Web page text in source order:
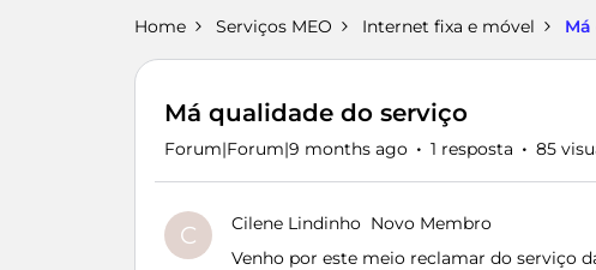
Home Serviços MEO Internet fixa e móvel
Má qualidade do serviço
Forum|Forum|9 months ago 1 resposta 85
C Cilene Lindinho Novo Membro
Venho por este meio reclamar do serviço